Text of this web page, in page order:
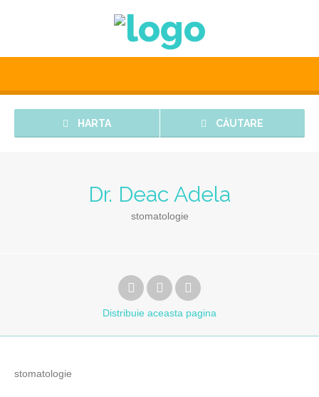
HARTA CĂUTARE
Dr. Deac Adela
stomatologie
Distribuie aceasta pagina
stomatologie